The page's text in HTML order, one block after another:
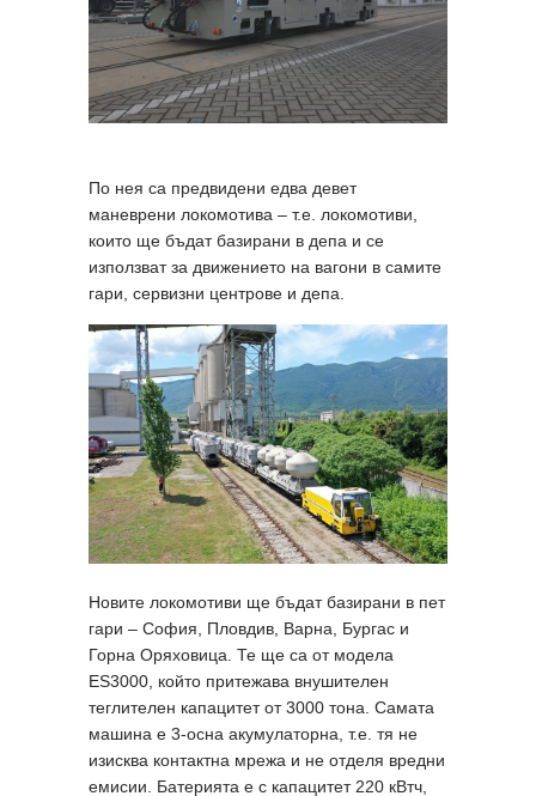
По нея са предвидени едва девет
маневрени локомотива – т.е. локомотиви,
които ще бъдат базирани в депа и се
използват за движението на вагони в самите
гари, сервизни центрове и депа.
Новите локомотиви ще бъдат базирани в пет
гари – София, Пловдив, Варна, Бургас и
Горна Оряховица. Те ще са от модела
ES3000, който притежава внушителен
теглителен капацитет от 3000 тона. Самата
машина е 3-осна акумулаторна, т.е. тя не
изисква контактна мрежа и не отделя вредни
емисии. Батерията е с капацитет 220 кВтч,